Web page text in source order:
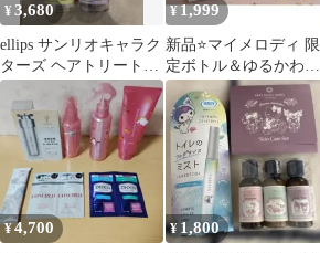
¥3,680
ellips サンリオキャラク
ターズ ヘアトリートメ
ント 4種セット
¥1,999
新品⭐️マイメロディ 限
定ボトル＆ゆるかわサ
ンリオキャラクターズ
エコバッグ 他
¥4,700 ¥ 1,800